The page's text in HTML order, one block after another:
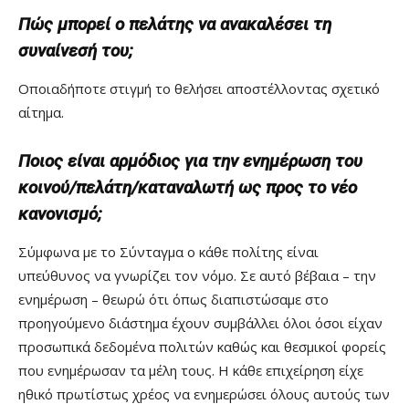
Πώς μπορεί ο πελάτης να ανακαλέσει τη
συναίνεσή του;
Οποιαδήποτε στιγμή το θελήσει αποστέλλοντας σχετικό
αίτημα.
Ποιος είναι αρμόδιος για την ενημέρωση του
κοινού/πελάτη/καταναλωτή ως προς το νέο
κανονισμό;
Σύμφωνα με το Σύνταγμα ο κάθε πολίτης είναι
υπεύθυνος να γνωρίζει τον νόμο. Σε αυτό βέβαια – την
ενημέρωση – θεωρώ ότι όπως διαπιστώσαμε στο
προηγούμενο διάστημα έχουν συμβάλλει όλοι όσοι είχαν
προσωπικά δεδομένα πολιτών καθώς και θεσμικοί φορείς
που ενημέρωσαν τα μέλη τους. Η κάθε επιχείρηση είχε
ηθικό πρωτίστως χρέος να ενημερώσει όλους αυτούς των